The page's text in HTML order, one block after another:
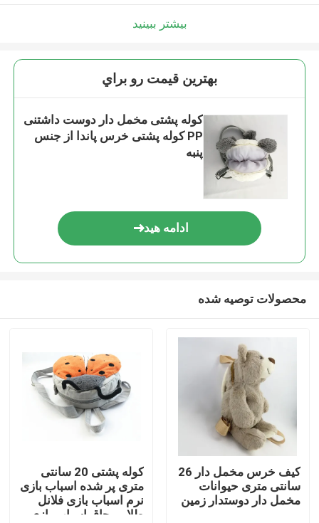
صفحه اصلی
بیشتر ببینید
بهترين قيمت رو براي
کوله پشتی مخمل دار دوست داشتنی
PP کوله پشتی خرس پاندا از جنس
پنبه
ادامه هید
محصولات توصیه شده
کیف خرس مخمل دار 26
سانتی متری حیوانات
مخمل دار دوستدار زمین
کوله پشتی 20 سانتی
متری پر شده اسباب بازی
نرم اسباب بازی فلانل
طلایی چاق اسباب بازی